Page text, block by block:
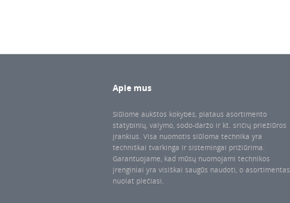
Apie mus
Siūlome aukštos kokybės, plataus asortimento
statybinių, valymo, sodo-daržo ir kt. sričių priežiūros
įrankius. Visa nuomotis siūloma technika yra
techniškai tvarkinga ir sistemingai prižiūrima.
Garantuojame, kad mūsų nuomojami technikos
įrenginiai yra visiškai saugūs naudoti, o asortimentas
nuolat plečiasi.